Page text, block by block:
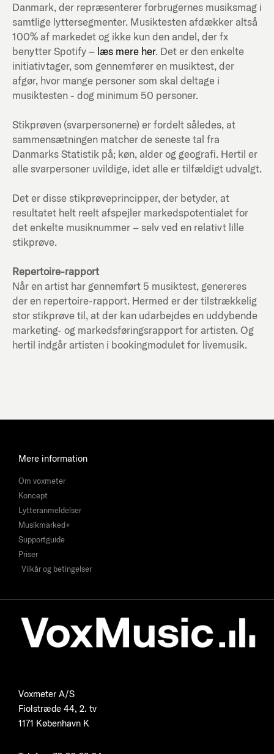
Danmark, der repræsenterer forbrugernes musiksmag i
samtlige lyttersegmenter. Musiktesten afdækker altså
100% af markedet og ikke kun den andel, der fx
benytter Spotify – læs mere her. Det er den enkelte
initiativtager, som gennemfører en musiktest, der
afgør, hvor mange personer som skal deltage i
musiktesten - dog minimum 50 personer.
Stikprøven (svarpersonerne) er fordelt således, at
sammensætningen matcher de seneste tal fra
Danmarks Statistik på; køn, alder og geografi. Hertil er
alle svarpersoner uvildige, idet alle er tilfældigt udvalgt.
Det er disse stikprøveprincipper, der betyder, at
resultatet helt reelt afspejler markedspotentialet for
det enkelte musiknummer – selv ved en relativt lille
stikprøve.
Repertoire-rapport
Når en artist har gennemført 5 musiktest, genereres
der en repertoire-rapport. Hermed er der tilstrækkelig
stor stikprøve til, at der kan udarbejdes en uddybende
marketing- og markedsføringsrapport for artisten. Og
hertil indgår artisten i bookingmodulet for livemusik.
Mere information
Om voxmeter
Koncept
Lytteranmeldelser
Musikmarked+
Supportguide
Priser
Vilkår og betingelser
Voxmeter A/S
Fiolstræde 44, 2. tv
1171 København K